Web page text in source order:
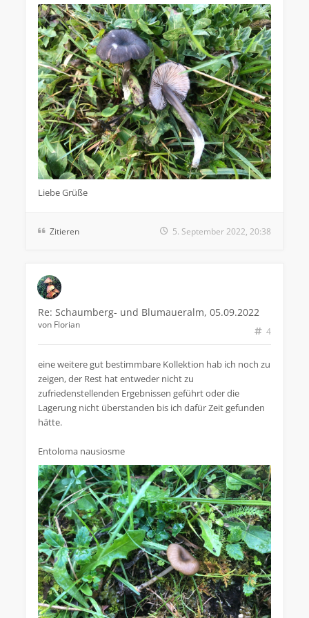
Liebe Grüße
Zitieren 5. September 2022, 20:38
Re: Schaumberg- und Blumaueralm, 05.09.2022
4
von Florian
eine weitere gut bestimmbare Kollektion hab ich noch zu
zeigen, der Rest hat entweder nicht zu
zufriedenstellenden Ergebnissen geführt oder die
Lagerung nicht überstanden bis ich dafür Zeit gefunden
hätte.
Entoloma nausiosme